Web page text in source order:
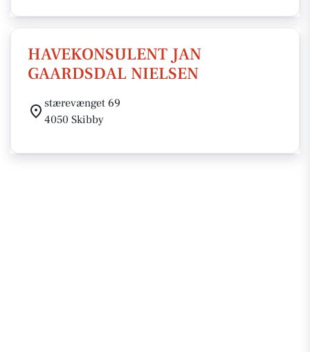
HAVEKONSULENT JAN
GAARDSDAL NIELSEN
stærevænget 69
4050 Skibby